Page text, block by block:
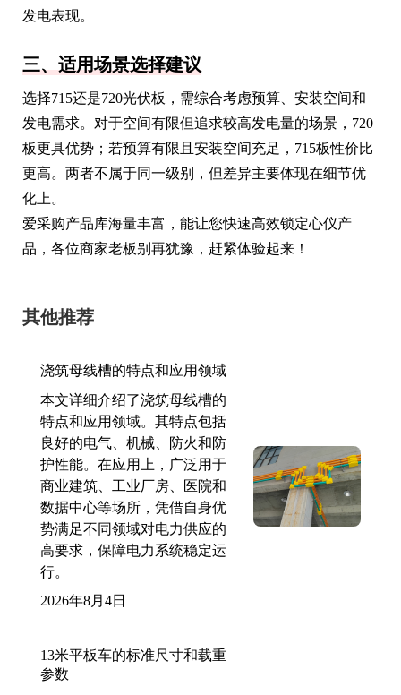
发电表现。
三、适用场景选择建议
选择715还是720光伏板，需综合考虑预算、安装空间和
发电需求。对于空间有限但追求较高发电量的场景，720
板更具优势；若预算有限且安装空间充足，715板性价比
更高。两者不属于同一级别，但差异主要体现在细节优
化上。
爱采购产品库海量丰富，能让您快速高效锁定心仪产
品，各位商家老板别再犹豫，赶紧体验起来！
其他推荐
浇筑母线槽的特点和应用领域
本文详细介绍了浇筑母线槽的
特点和应用领域。其特点包括
良好的电气、机械、防火和防
护性能。在应用上，广泛用于
商业建筑、工业厂房、医院和
数据中心等场所，凭借自身优
势满足不同领域对电力供应的
高要求，保障电力系统稳定运
行。
2026年8月4日
13米平板车的标准尺寸和载重
参数